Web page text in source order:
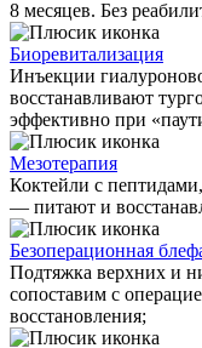
8 месяцев. Без
Биоревитализация
Инъекции
восстанавливают
эффективно при
Мезотерапия
Коктейли с
— питают и
Безоперационная
Подтяжка верхних и
сопоставим с
восстановления;